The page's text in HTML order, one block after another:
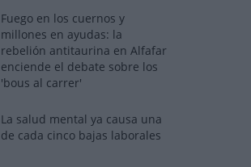
Fuego en los cuernos y
millones en ayudas: la
rebelión antitaurina en Alfafar
enciende el debate sobre los
'bous al carrer'
La salud mental ya causa una
de cada cinco bajas laborales